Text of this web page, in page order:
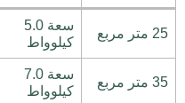
25 متر مربع
سعة 5.0
كيلوواط
35 متر مربع
سعة 7.0
كيلوواط